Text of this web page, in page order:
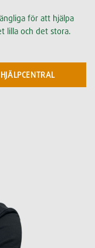
för att hjälpa
lilla och det stora.
HJÄLPCENTRAL